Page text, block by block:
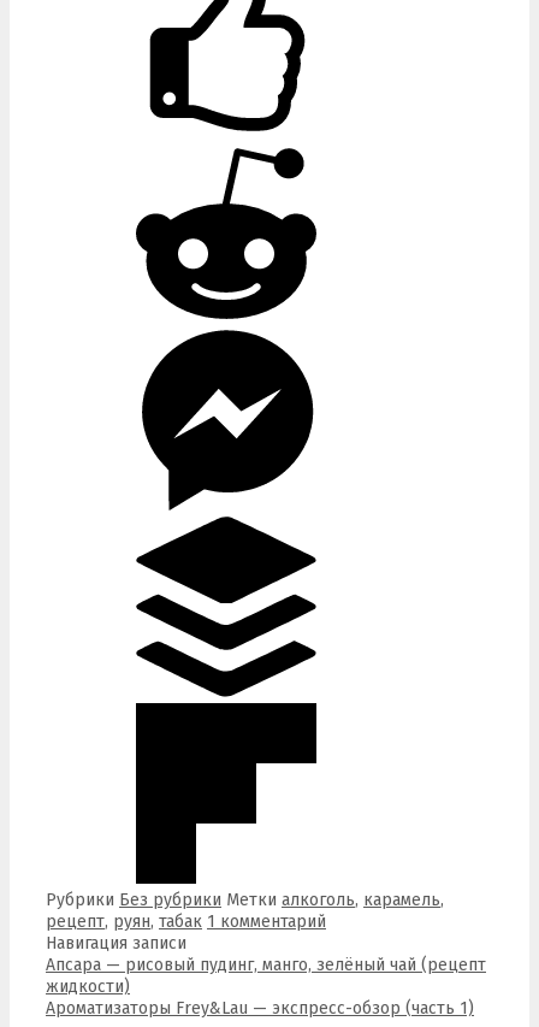
Рубрики Без рубрики Метки алкоголь, карамель,
рецепт, руян, табак 1 комментарий
Навигация записи
Апсара — рисовый пудинг, манго, зелёный чай (рецепт
жидкости)
Ароматизаторы Frey&Lau — экспресс-обзор (часть 1)